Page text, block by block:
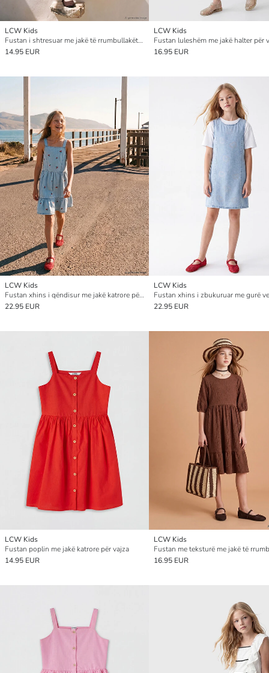
LCW Kids
Fustan i shtresuar me jakë të rrumbullakët për vajza
14.95 EUR
LCW Kids
Fustan luleshëm me jakë halter për
16.95 EUR
LCW Kids
Fustan xhins i qëndisur me jakë katrore për vajza
22.95 EUR
LCW Kids
22.95 EUR
LCW Kids
Fustan poplin me jakë katrore për vajza
14.95 EUR
LCW Kids
16.95 EUR